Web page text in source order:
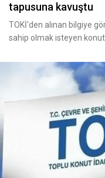
tapusuna kavuştu
TOKİ'den alınan bilgiye
sahip olmak isteyen konut